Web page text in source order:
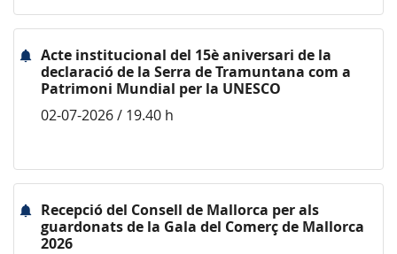
Acte institucional del 15è aniversari de la
declaració de la Serra de Tramuntana com a
Patrimoni Mundial per la UNESCO
02-07-2026 / 19.40 h
Recepció del Consell de Mallorca per als
guardonats de la Gala del Comerç de Mallorca
2026